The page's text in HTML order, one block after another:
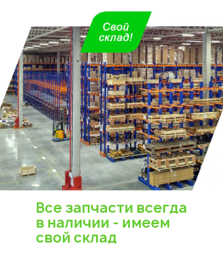
Все запчасти всегда
в наличии - имеем
свой склад
Укажите из какого вы
города
Астана